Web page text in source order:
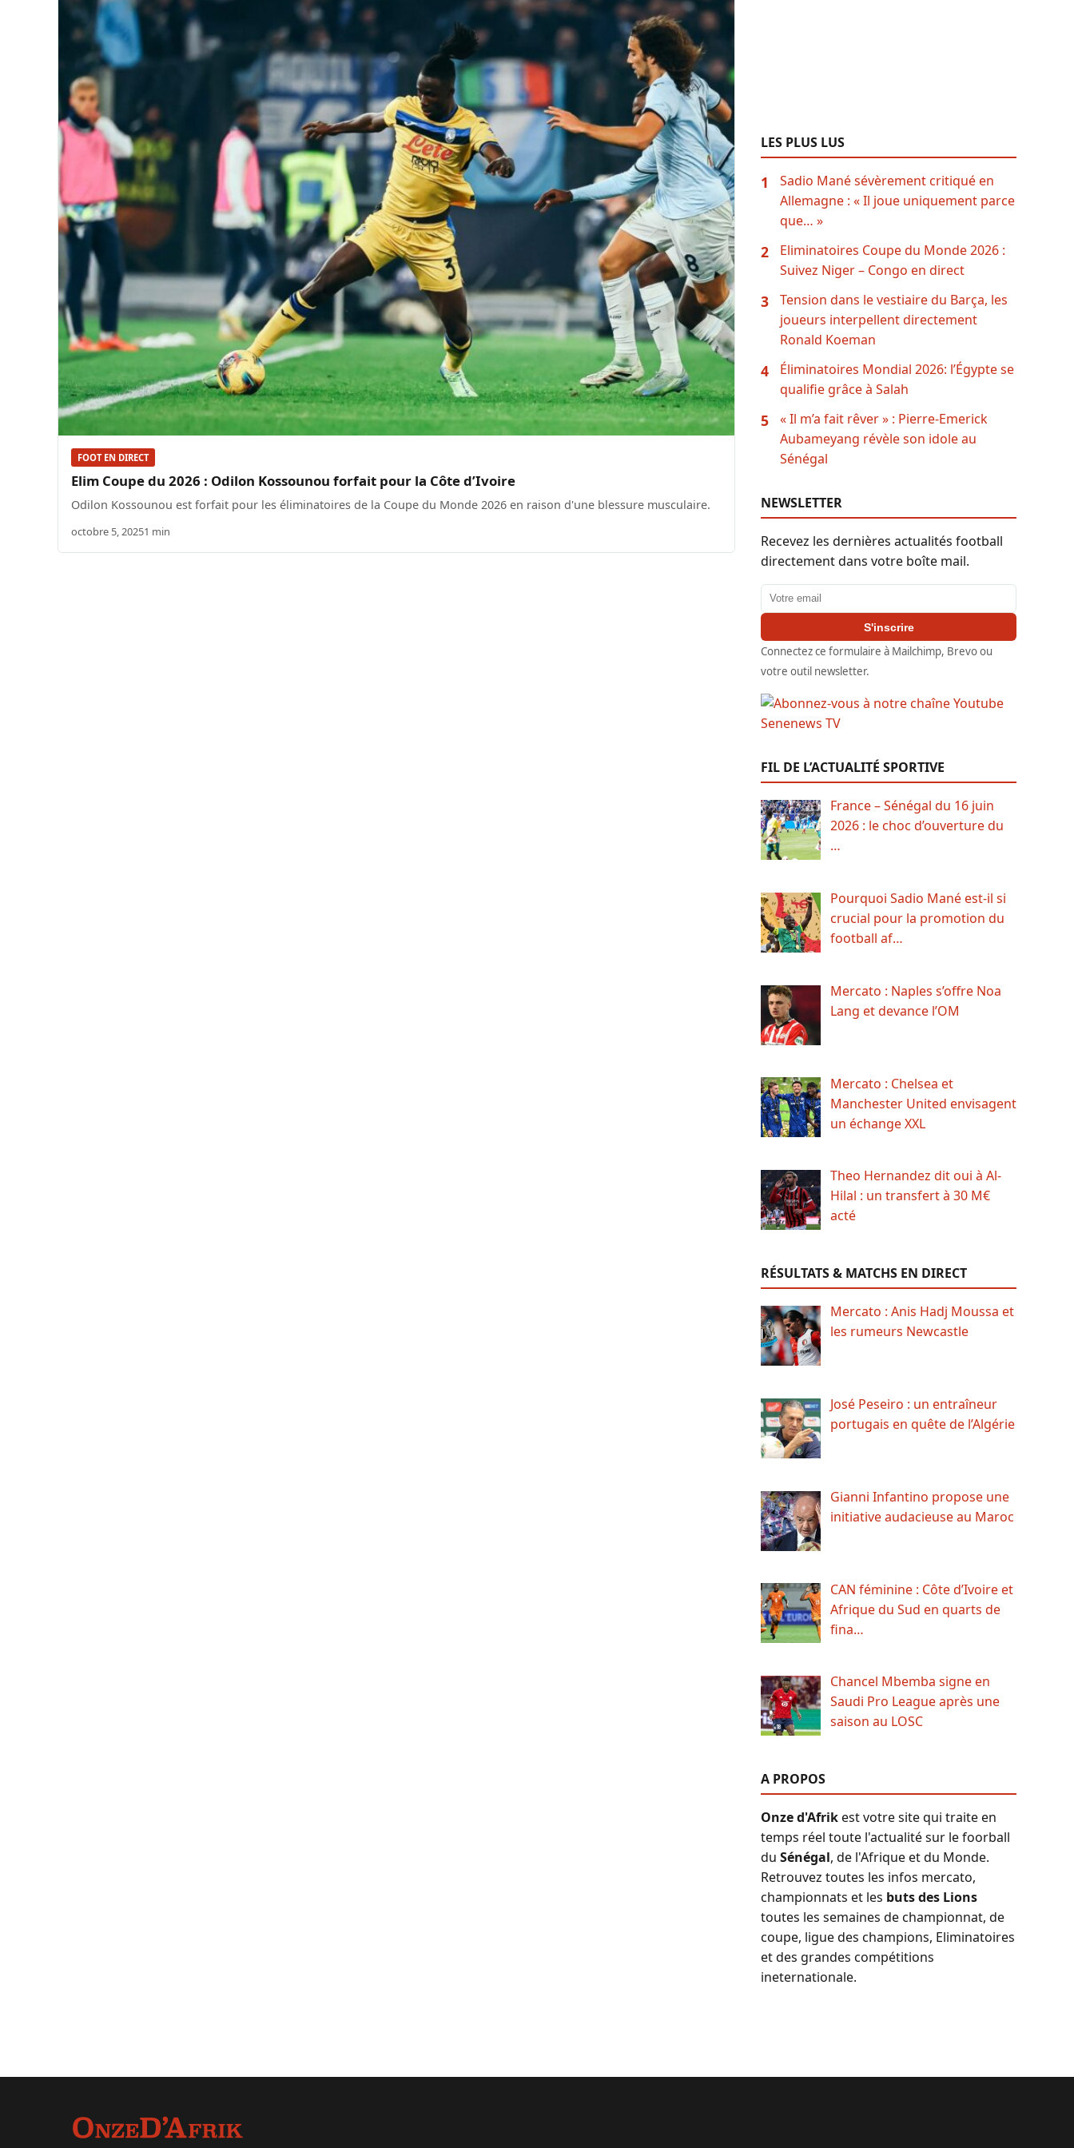
FOOT EN DIRECT
Elim Coupe du 2026 : Odilon Kossounou forfait pour la Côte d’Ivoire
Odilon Kossounou est forfait pour les éliminatoires de la Coupe du Monde 2026 en raison d'une blessure musculaire.
octobre 5, 20251 min
LES PLUS LUS
1
Sadio Mané sévèrement critiqué en
Allemagne : « Il joue uniquement parce
que… »
2
Eliminatoires Coupe du Monde 2026 :
Suivez Niger – Congo en direct
3
Tension dans le vestiaire du Barça, les
joueurs interpellent directement
Ronald Koeman
4
Éliminatoires Mondial 2026: l’Égypte se
qualifie grâce à Salah
5
« Il m’a fait rêver » : Pierre-Emerick
Aubameyang révèle son idole au
Sénégal
NEWSLETTER
Recevez les dernières actualités football
directement dans votre boîte mail.
Adresse email
S'inscrire
Connectez ce formulaire à Mailchimp, Brevo ou
votre outil newsletter.
FIL DE L’ACTUALITÉ SPORTIVE
France – Sénégal du 16 juin
2026 : le choc d’ouverture du
…
Pourquoi Sadio Mané est-il si
crucial pour la promotion du
football af…
Mercato : Naples s’offre Noa
Lang et devance l’OM
Mercato : Chelsea et
Manchester United envisagent
un échange XXL
Theo Hernandez dit oui à Al-
Hilal : un transfert à 30 M€
acté
RÉSULTATS & MATCHS EN DIRECT
Mercato : Anis Hadj Moussa et
les rumeurs Newcastle
José Peseiro : un entraîneur
portugais en quête de l’Algérie
Gianni Infantino propose une
initiative audacieuse au Maroc
CAN féminine : Côte d’Ivoire et
Afrique du Sud en quarts de
fina…
Chancel Mbemba signe en
Saudi Pro League après une
saison au LOSC
A PROPOS
Onze d'Afrikest votre site qui traite en
temps réel toute l'actualité sur le foorball
du Sénégal, de l'Afrique et du Monde.
Retrouvez toutes les infos mercato,
championnats et les buts des Lions
toutes les semaines de championnat, de
coupe, ligue des champions, Eliminatoires
et des grandes compétitions
ineternationale.